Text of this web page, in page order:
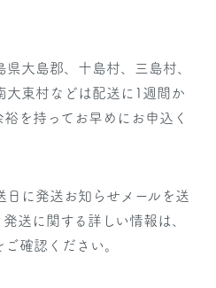
県大島郡、十島村、三島村、
大東村などは配送に1週間か
を持ってお早めにお申込く
日に発送お知らせメールを送
送に関する詳しい情報は、
確認ください。